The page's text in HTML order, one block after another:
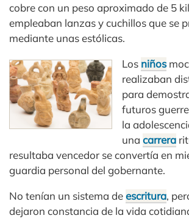
cobre con un peso aproximado de 5
empleaban lanzas y cuchillos que se
mediante unas estólicas.
Los niños
realizaban
para
futuros
la
unacarrera
resultaba vencedor se convertía en
guardia personal del gobernante.
No tenían un sistema deescritura,
dejaron constancia de la vida